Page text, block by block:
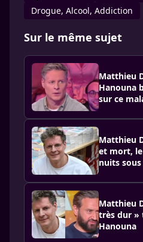
Drogue, Alcool, Addiction
Sur le même sujet
Matthieu
Hanouna
sur ce
Matthieu
et mort, le
nuits
Matthieu
très dur »
Hanouna